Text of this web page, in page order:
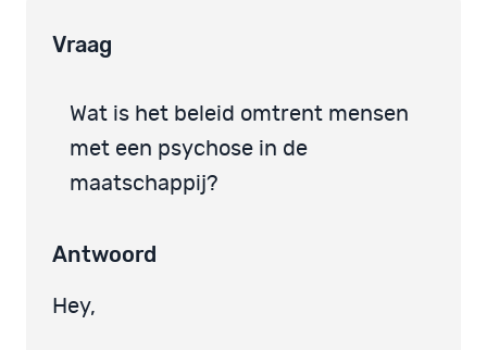
Vraag
Wat is het beleid omtrent mensen
met een psychose in de
maatschappij?
Antwoord
Hey,